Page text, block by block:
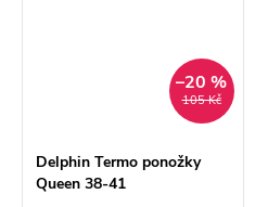
105 Kč
–20 %
Delphin Termo ponožky
Queen 38-41